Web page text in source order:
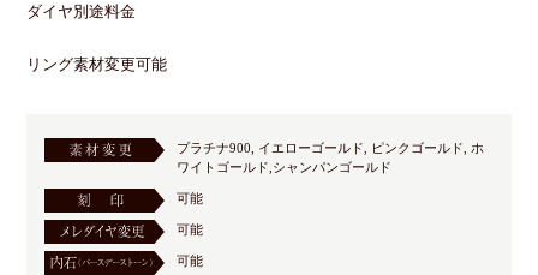
ダイヤ別途料金
リング素材変更可能
プラチナ900, イエローゴールド, ピンクゴールド, ホ
ワイトゴールド,シャンパンゴールド
可能
可能
可能